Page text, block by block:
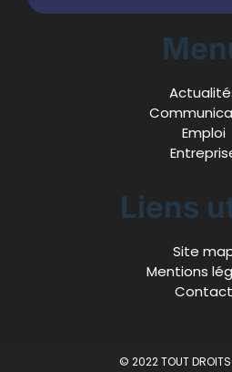
Emploi
Liens
Site
Mentions
Contact
© 2022 TOUT DROITS